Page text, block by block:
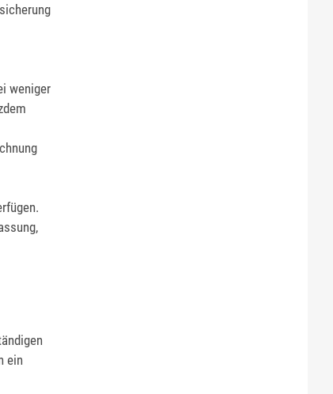
weniger
ssung,
ein